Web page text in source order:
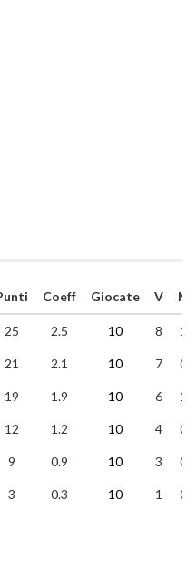
Coeff Giocate V N
25 2.5 10 8 1
21 2.1 10 7 0
19 1.9 10 6 1
12 1.2 10 4 0
9 0.9 10 3 0
3 0.3 10 1 0